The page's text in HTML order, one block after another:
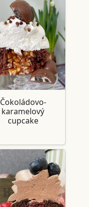
Čokoládovo-
karamelový
cupcake